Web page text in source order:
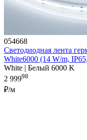
054668
Светодиодная лента
White6000 (14 W/m,
White | Белый 6000 K
2 99998
₽/м